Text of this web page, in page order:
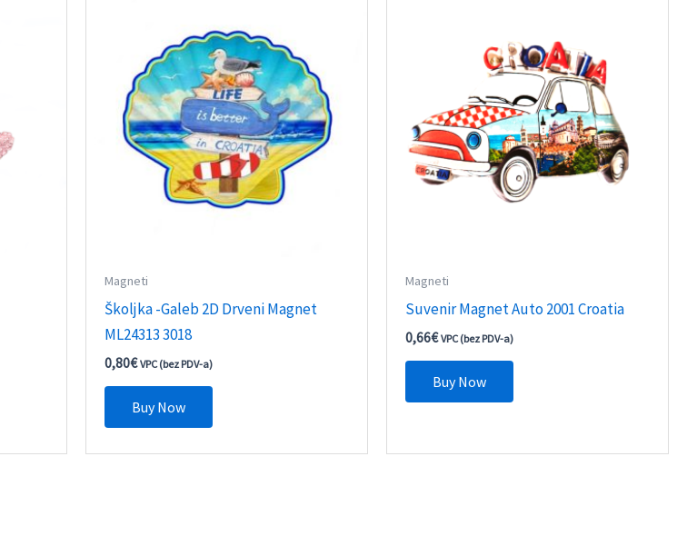
Magneti
Školjka -Galeb 2D Drveni Magnet
ML24313 3018
0,80€ VPC (bez PDV-a)
Buy Now
Magneti
Suvenir Magnet Auto 2001 Croatia
0,66€ VPC (bez PDV-a)
Buy Now